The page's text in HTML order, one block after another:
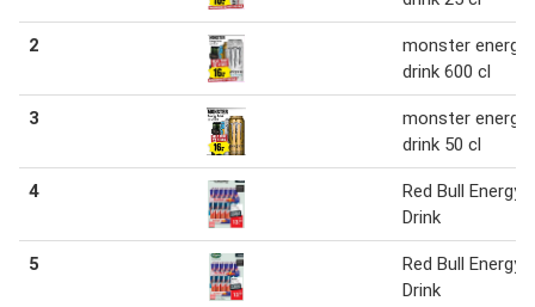
2
monster energy
drink 600 cl
3
monster energy
drink 50 cl
4
Red Bull Energy
Drink
5
Red Bull Energy
Drink